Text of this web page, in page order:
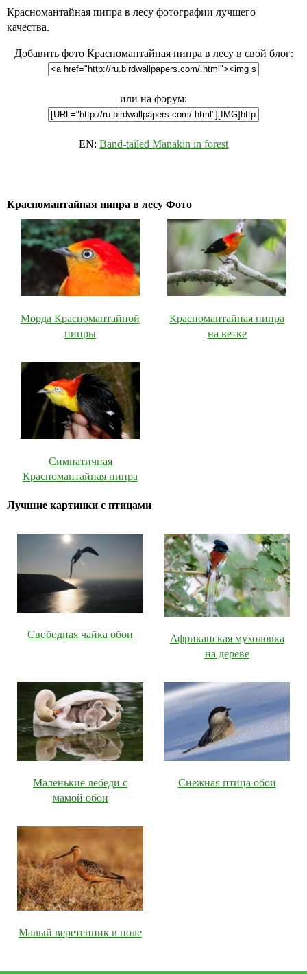
Красномантайная пипра в лесу фотографии лучшего
качества.
Добавить фото Красномантайная пипра в лесу в свой блог:
или на форум:
EN: Band-tailed Manakin in forest
Красномантайная пипра в лесу Фото
Морда Красномантайной
пипры
Красномантайная пипра
на ветке
Симпатичная
Красномантайная пипра
Лучшие картинки с птицами
Свободная чайка обои
Африканская мухоловка
на дереве
Маленькие лебеди с
мамой обои
Снежная птица обои
Малый веретенник в поле